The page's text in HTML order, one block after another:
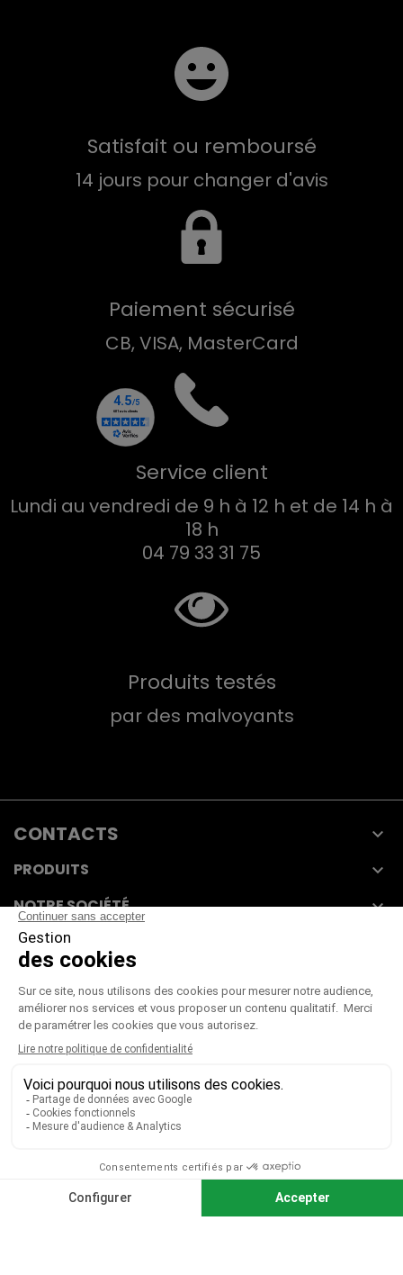
Satisfait ou remboursé
14 jours pour changer d'avis
Paiement sécurisé
CB, VISA, MasterCard
Service client
Lundi au vendredi de 9 h à 12 h et de 14 h à
18 h
04 79 33 31 75
Produits testés
par des malvoyants
CONTACTS 
PRODUITS 
NOTRE SOCIÉTÉ 
VOTRE COMPTE
CGV|CGU |Mentions légales
Paiement sécurisé
Télécharger notre catalogue
© 2026 TOUS DROITS RÉSERVÉS MIEUX VOIR